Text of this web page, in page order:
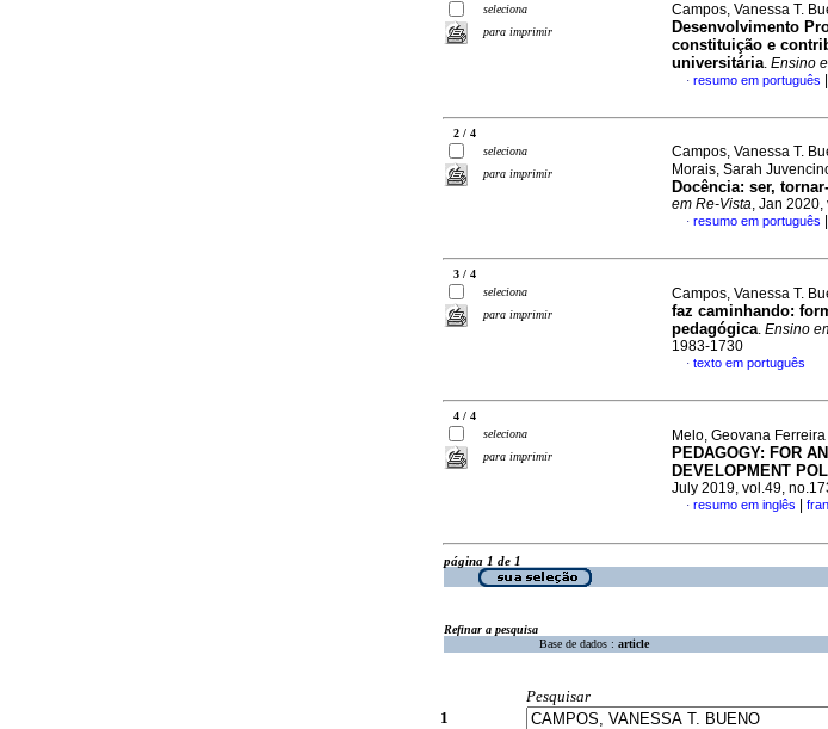
seleciona
para imprimir
Campos, Vanessa T.
Desenvolvimento
constituição e
universitária. Ensino
· resumo em português
2 / 4
seleciona
para imprimir
Campos, Vanessa T.
Morais, Sarah
Docência: ser,
em Re-Vista, Jan
· resumo em português
3 / 4
seleciona
para imprimir
Campos, Vanessa T.
faz caminhando:
pedagógica. Ensino
1983-1730
· texto em português
4 / 4
seleciona
para imprimir
Melo, Geovana
PEDAGOGY: FOR
DEVELOPMENT
July 2019, vol.49,
· resumo em inglês
página 1 de 1
Refinar a pesquisa
Base de dados : article
Pesquisar
1